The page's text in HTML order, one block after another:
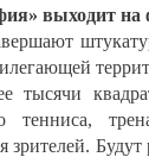
выходит
тысячи
тенниса,